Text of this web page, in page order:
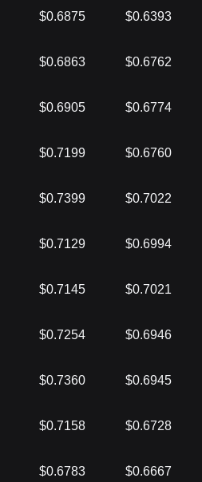
$0.6875 $0.6393
$0.6863 $0.6762
$0.6905 $0.6774
$0.7199 $0.6760
$0.7399 $0.7022
$0.7129 $0.6994
$0.7145 $0.7021
$0.7254 $0.6946
$0.7360 $0.6945
$0.7158 $0.6728
$0.6783 $0.6667